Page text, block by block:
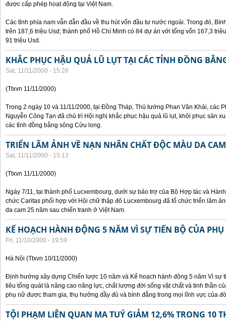
được cấp phép hoạt động tại Việt Nam.
Các tỉnh phía nam vẫn dẫn đầu về thu hút vốn đầu tư nước ngoài. Trong đó,
trên 187,6 triệu Usd; thành phố Hồ Chí Minh có 84 dự án với tổng vốn 167,3
91 triệu Usd.
KHẮC PHỤC HẬU QUẢ LŨ LỤT TẠI CÁC TỈNH ĐỒNG
Sat, 11/11/2000 - 15:26
(Ttxvn 11/11/2000)
Trong 2 ngày 10 và 11/11/2000, tại Đồng Tháp, Thủ tướng Phan Văn Khải, các
Nguyễn Công Tạn đã chủ trì Hội nghị khắc phục hậu quả lũ lụt, khôi phục sản
các tỉnh đồng bằng sông Cửu long.
TRIỂN LÃM ẢNH VỀ NẠN NHÂN CHẤT ĐỘC MÀU DA CAM
Sat, 11/11/2000 - 15:13
(Ttxvn 11/11/2000)
Ngày 7/11, tại thành phố Lucxembourg, dưới sự bảo trợ của Bộ Hợp tác và
chức Caritas phối hợp với Hội chữ thập đỏ Lucxembourg đã tổ chức triển lãm
da cam 25 năm sau chiến tranh ở Việt Nam.
KẾ HOẠCH HÀNH ĐỘNG 5 NĂM VÌ SỰ TIẾN BỘ CỦA
Fri, 11/10/2000 - 19:59
Hà Nội (Ttxvn 10/11/2000)
Định hướng xây dựng Chiến lược 10 năm và Kế hoạch hành động 5 năm Vì sự
tiêu tổng quát là nâng cao năng lực, chất lượng đời sống vật chất và tinh thần
phụ nữ được tham gia, thụ hưởng đầy đủ và bình đẳng trong mọi lĩnh vực của
TỘI PHẠM LIÊN QUAN MA TUÝ GIẢM 12,6% TRONG 10